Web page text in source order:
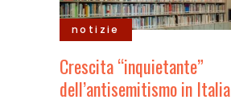
notizie
Crescita “inquietante”
dell’antisemitismo in Italia